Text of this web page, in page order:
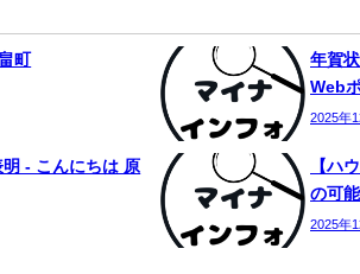
町
年賀
Web
2025年
- こんにちは 原
【ハ
の可
2025年